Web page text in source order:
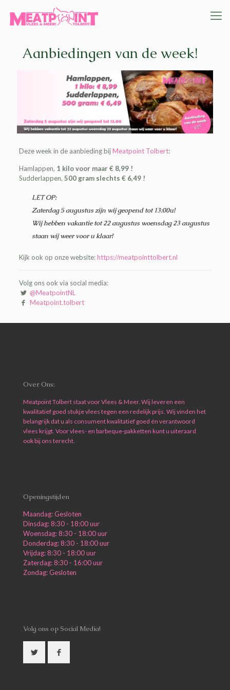
Aanbiedingen van de week!
Deze week in de aanbieding bijMeatpoint Tolbert:
Hamlappen, 1 kilo voor maar € 8,99 !
Sudderlappen, 500 gram slechts € 6,49 !
LET OP:
Zaterdag 5 augustus zijn wij geopend tot 13:00u!
Wij hebben vakantie tot 22 augustus woensdag 23 augustus
staan wij weer voor u klaar!
Kijk ook op onze website:https://meatpointtolbert.nl
Volg ons ook via social media:
@MeatpointNL
Meatpoint.tolbert
Over Ons:
Meatpoint Tolbert staat voor Vlees & Meer. Wij leveren een
kwalitatief goed stukje vlees tegen een redelijk prijs. Wij vinden het
belangrijk dat u als consument kwalitatief goed én verantwoord
vlees krijgt. Voor vlees- en barbeque-pakketten kunt u uiteraard
ook bij ons terecht.
Openingstijden
Maandag: Gesloten
Dinsdag: 8:30 - 18:00 uur
Woensdag: 8:30 - 18:00 uur
Donderdag: 8:30 - 18:00 uur
Vrijdag: 8:30 - 18:00 uur
Zaterdag: 8:30 - 16:00 uur
Zondag: Gesloten
Volg ons op Social Media!